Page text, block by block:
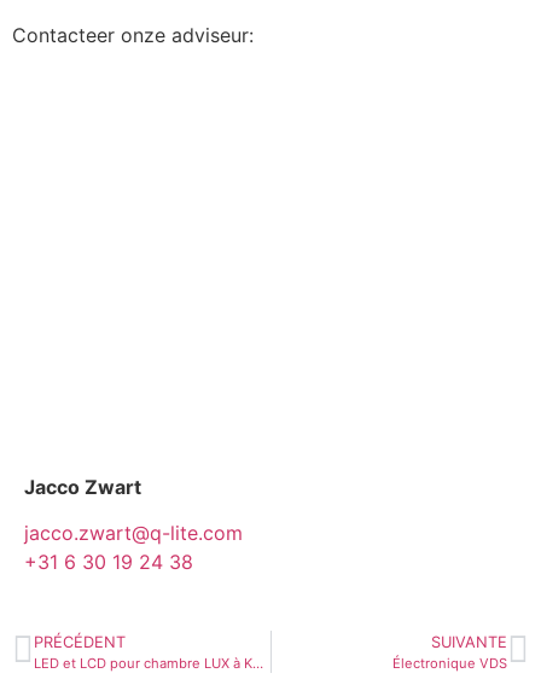
Contacteer onze adviseur:
Jacco Zwart
jacco.zwart@q-lite.com
+31 6 30 19 24 38
PRÉCÉDENT
LED et LCD pour chambre LUX à Kapellen
SUIVANTE
Électronique VDS